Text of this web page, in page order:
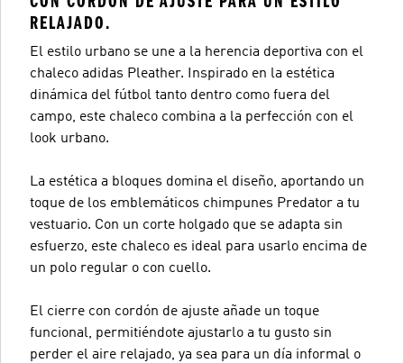
RELAJADO.
El estilo urbano se une a la herencia deportiva con el
chaleco adidas Pleather. Inspirado en la estética
dinámica del fútbol tanto dentro como fuera del
campo, este chaleco combina a la perfección con el
look urbano.
La estética a bloques domina el diseño, aportando un
toque de los emblemáticos chimpunes Predator a tu
vestuario. Con un corte holgado que se adapta sin
esfuerzo, este chaleco es ideal para usarlo encima de
un polo regular o con cuello.
El cierre con cordón de ajuste añade un toque
funcional, permitiéndote ajustarlo a tu gusto sin
perder el aire relajado, ya sea para un día informal o